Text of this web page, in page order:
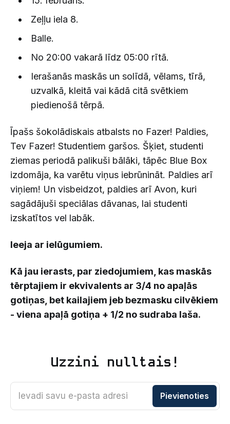
Zeļļu iela 8.
Balle.
No 20:00 vakarā līdz 05:00 rītā.
Ierašanās maskās un solīdā, vēlams, tīrā,
uzvalkā, kleitā vai kādā citā svētkiem
piedienošā tērpā.
Īpašs šokolādiskais atbalsts no Fazer! Paldies,
Tev Fazer! Studentiem garšos. Šķiet, studenti
ziemas periodā palikuši bālāki, tāpēc Blue Box
izdomāja, ka varētu viņus iebrūnināt. Paldies arī
viņiem! Un visbeidzot, paldies arī Avon, kuri
sagādājuši speciālas dāvanas, lai studenti
izskatītos vel labāk.
Ieeja ar ielūgumiem.
Kā jau ierasts, par ziedojumiem, kas maskās
tērptajiem ir ekvivalents ar 3/4 no apaļās
gotiņas, bet kailajiem jeb bezmasku cilvēkiem
- viena apaļā gotiņa + 1/2 no sudraba laša.
Uzzini nulltais!
Ievadi savu e-pasta adresi Pievienoties